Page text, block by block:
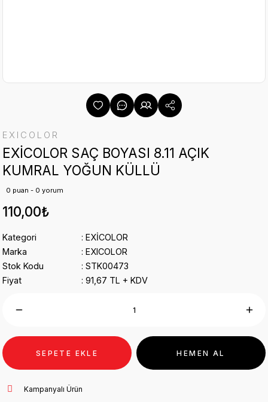
EXICOLOR
EXİCOLOR SAÇ BOYASI 8.11 AÇIK
KUMRAL YOĞUN KÜLLÜ
0 puan - 0 yorum
110,00₺
Kategori
EXİCOLOR
Marka
EXICOLOR
Stok Kodu
STK00473
Fiyat
91,67 TL + KDV
SEPETE EKLE HEMEN AL
Kampanyalı Ürün